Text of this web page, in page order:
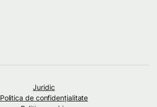
Juridic
Politica de confidenţialitate